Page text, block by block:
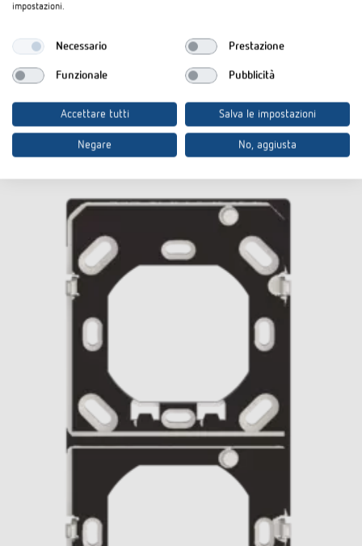
impostazioni.
Necessario Prestazione
Funzionale Pubblicità
Accettare tutti Salva le impostazioni
Negare No, aggiusta